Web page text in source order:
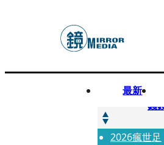
最新
快訊
錢
快訊
2026瘋世足